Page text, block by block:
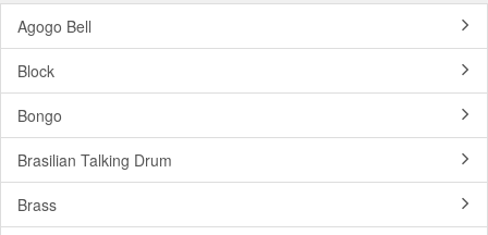
Agogo Bell
Block
Bongo
Brasilian Talking Drum
Brass